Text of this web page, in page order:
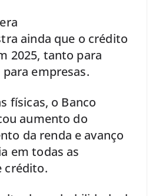
ainda que o crédito
2025, tanto para
empresas.
físicas, o Banco
aumento do
da renda e avanço
em todas as
crédito.